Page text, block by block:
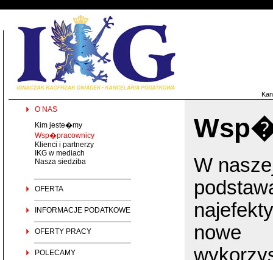
O NAS
Kim jeste�my
Wsp�pracownicy
Klienci i partnerzy
IKG w mediach
Nasza siedziba
OFERTA
INFORMACJE PODATKOWE
OFERTY PRACY
POLECAMY
W